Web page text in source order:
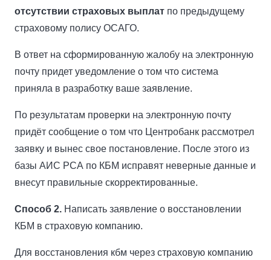
отсутствии страховых выплат по предыдущему
страховому полису ОСАГО.
В ответ на сформированную жалобу на электронную
почту придет уведомление о том что система
приняла в разработку ваше заявление.
По результатам проверки на электронную почту
придёт сообщение о том что Центробанк рассмотрел
заявку и вынес свое постановление. После этого из
базы АИС РСА по КБМ исправят неверные данные и
внесут правильные скорректированные.
Способ 2. Написать заявление о восстановлении
КБМ в страховую компанию.
Для восстановления кбм через страховую компанию